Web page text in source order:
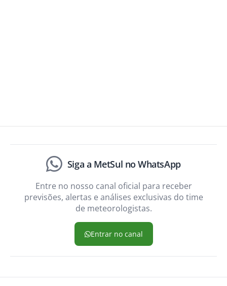
Siga a MetSul no WhatsApp
Entre no nosso canal oficial para receber
previsões, alertas e análises exclusivas do time
de meteorologistas.
Entrar no canal